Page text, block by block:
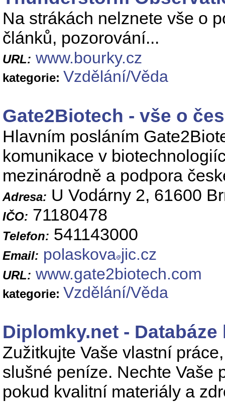
Na strákách nelznete vše o
článků, pozorování...
URL: www.bourky.cz
kategorie: Vzdělání/Věda
Gate2Biotech - vše o
Hlavním posláním
komunikace v
mezinárodně a podpora
Adresa: U Vodárny 2, 61600
IČO: 71180478
Telefon: 541143000
Email: polaskova jic.cz
URL: www.gate2biotech.com
kategorie: Vzdělání/Věda
Diplomky.net -
Zužitkujte Vaše vlastní
slušné peníze. Nechte Vaše
pokud kvalitní materiály a